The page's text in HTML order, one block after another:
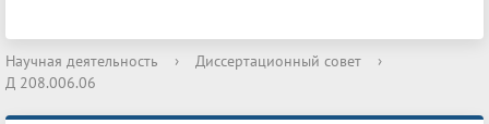
Научная деятельность › Диссертационный совет
›
Д 208.006.06